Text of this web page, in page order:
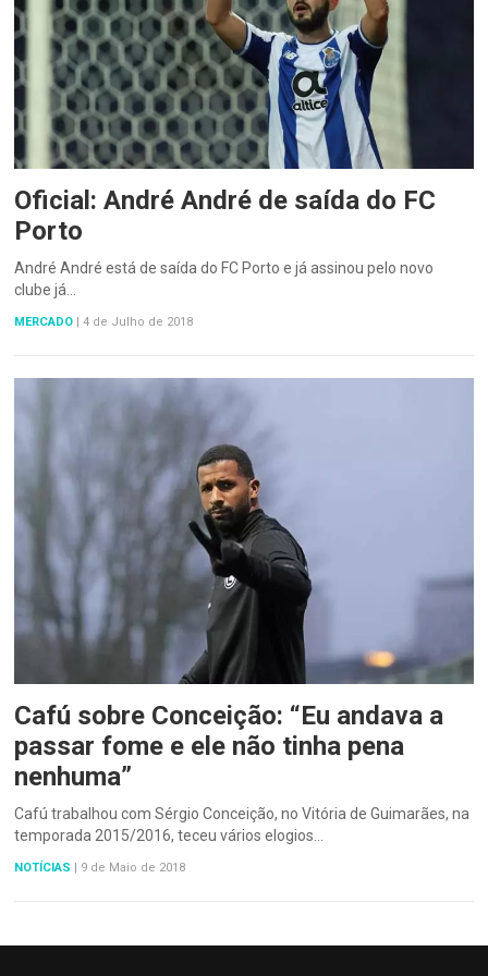
Oficial: André André de saída do FC
Porto
André André está de saída do FC Porto e já assinou pelo novo
clube já…
MERCADO 4 de Julho de 2018
Cafú sobre Conceição: “Eu andava a
passar fome e ele não tinha pena
nenhuma”
Cafú trabalhou com Sérgio Conceição, no Vitória de Guimarães, na
temporada 2015/2016, teceu vários elogios…
NOTÍCIAS 9 de Maio de 2018